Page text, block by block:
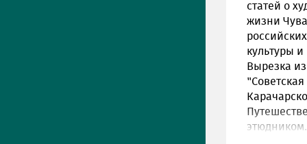
статей о
жизни
культуры и
Вырезка
этюдником.